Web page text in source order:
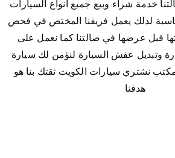
خدمة شراء وبيع جميع أنواع السيارات
لذلك يعمل فريقنا المختص في فحص
قبل عرضها في صالتنا كما نعمل على
وتبديل عفش السيارة لنؤمن لك سيارة
نشتري سيارات الكويت ثقتك بنا هو
هدفنا